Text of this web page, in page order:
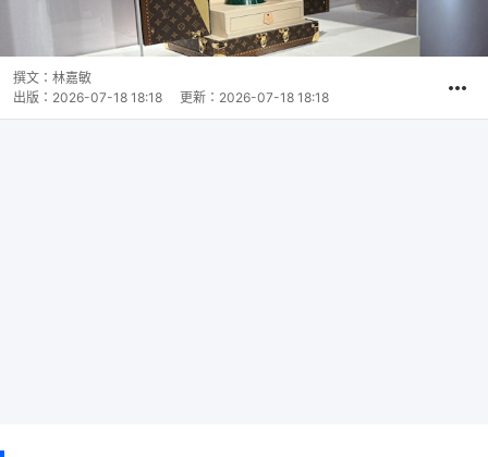
撰文： 林嘉敏
出版： 2026-07-18 18:18 更新： 2026-07-18 18:18